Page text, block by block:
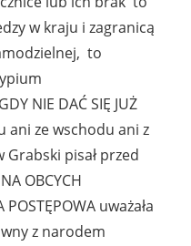
w kraju i zagranicą
to
NIE DAĆ SIĘ JUŻ
ani ze wschodu ani z
Grabski pisał przed
OBCYCH
POSTĘPOWA uważała
z narodem